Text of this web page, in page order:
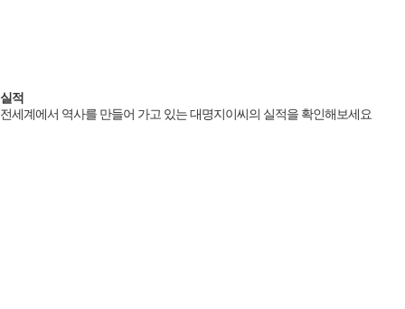
실적
전세계에서 역사를 만들어 가고 있는 대명지이씨의 실적을 확인해보세요